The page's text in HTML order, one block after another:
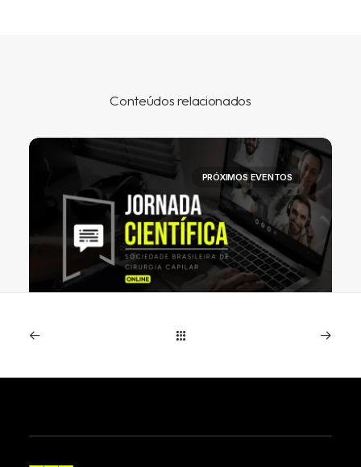
Conteúdos relacionados
PRÓXIMOS EVENTOS
SBRCC realiza primeira Jornada